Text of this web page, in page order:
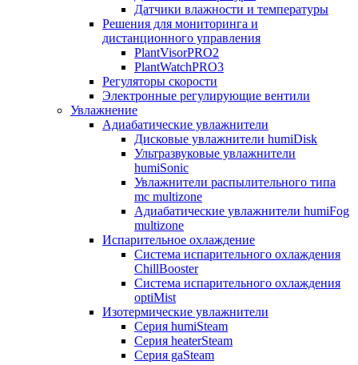
Датчики влажности и температуры
Решения для мониторинга и
дистанционного управления
PlantVisorPRO2
PlantWatchPRO3
Регуляторы скорости
Электронные регулирующие вентили
Увлажнение
Адиабатические увлажнители
Дисковые увлажнители humiDisk
Ультразвуковые увлажнители
humiSonic
Увлажнители распылительного типа
mc multizone
Адиабатические увлажнители humiFog
multizone
Испарительное охлаждение
Система испарительного охлаждения
ChillBooster
Система испарительного охлаждения
optiMist
Изотермические увлажнители
Серия humiSteam
Серия heaterSteam
Серия gaSteam